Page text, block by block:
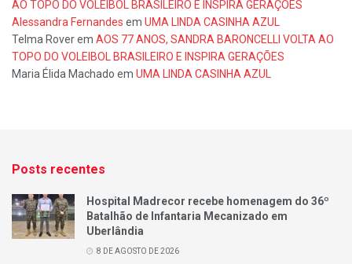
AO TOPO DO VOLEIBOL BRASILEIRO E INSPIRA GERAÇÕES
Alessandra Fernandes em UMA LINDA CASINHA AZUL
Telma Roverem AOS 77 ANOS, SANDRA BARONCELLI VOLTA AO
TOPO DO VOLEIBOL BRASILEIRO E INSPIRA GERAÇÕES
Maria Élida Machado em UMA LINDA CASINHA AZUL
Posts recentes
Hospital Madrecor recebe homenagem do 36º
Batalhão de Infantaria Mecanizado em
Uberlândia
8 DE AGOSTO DE 2026